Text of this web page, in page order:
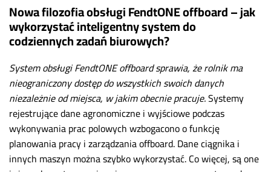
Nowa filozofia obsługi FendtONE offboard – jak
wykorzystać inteligentny system do
codziennych zadań biurowych?
System obsługi FendtONE offboard sprawia, że rolnik ma
nieograniczony dostęp do wszystkich swoich danych
niezależnie od miejsca, w jakim obecnie pracuje.Systemy
rejestrujące dane agronomiczne i wyjściowe podczas
wykonywania prac polowych wzbogacono o funkcję
planowania pracy i zarządzania offboard. Dane ciągnika i
innych maszyn można szybko wykorzystać. Co więcej, są one